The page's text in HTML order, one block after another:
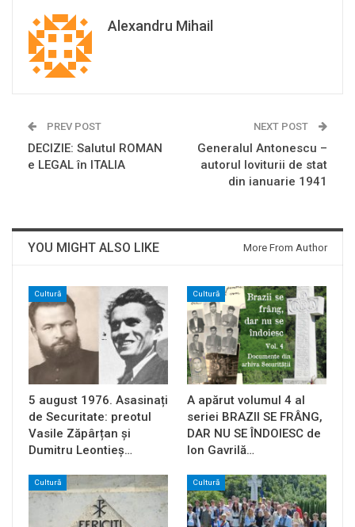
Alexandru Mihail
PREV POST
DECIZIE: Salutul ROMAN
e LEGAL în ITALIA
NEXT POST
Generalul Antonescu –
autorul loviturii de stat
din ianuarie 1941
YOU MIGHT ALSO LIKE More From Author
Cultură
5 august 1976. Asasinați
de Securitate: preotul
Vasile Zăpârțan și
Dumitru Leontieș…
Cultură
A apărut volumul 4 al
seriei BRAZII SE FRÂNG,
DAR NU SE ÎNDOIESC de
Ion Gavrilă…
Cultură Cultură